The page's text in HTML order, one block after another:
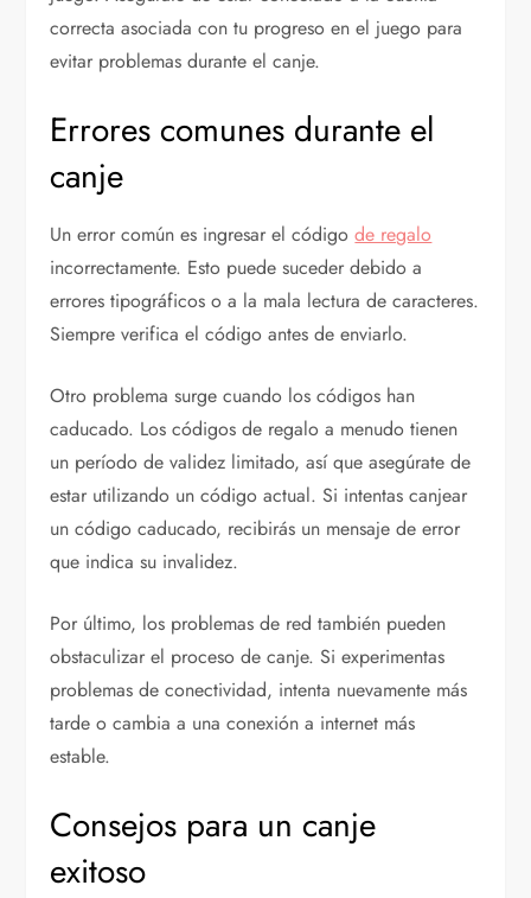
correcta asociada con tu progreso en el juego para
evitar problemas durante el canje.
Errores comunes durante el
canje
Un error común es ingresar el códigode regalo
incorrectamente. Esto puede suceder debido a
errores tipográficos o a la mala lectura de caracteres.
Siempre verifica el código antes de enviarlo.
Otro problema surge cuando los códigos han
caducado. Los códigos de regalo a menudo tienen
un período de validez limitado, así que asegúrate de
estar utilizando un código actual. Si intentas canjear
un código caducado, recibirás un mensaje de error
que indica su invalidez.
Por último, los problemas de red también pueden
obstaculizar el proceso de canje. Si experimentas
problemas de conectividad, intenta nuevamente más
tarde o cambia a una conexión a internet más
estable.
Consejos para un canje
exitoso